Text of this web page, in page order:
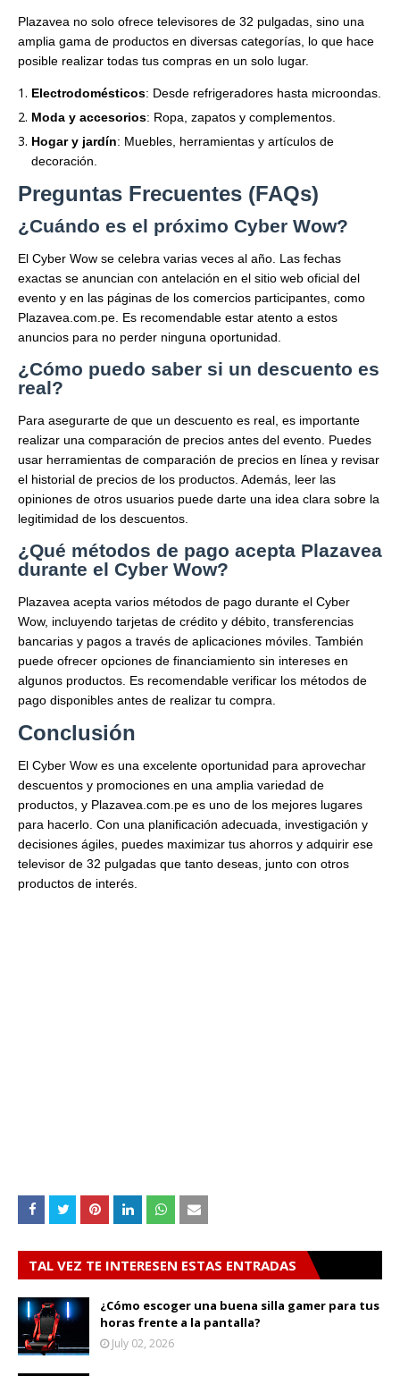
Plazavea no solo ofrece televisores de 32 pulgadas, sino una
amplia gama de productos en diversas categorías, lo que hace
posible realizar todas tus compras en un solo lugar.
Electrodomésticos: Desde refrigeradores hasta microondas.
Moda y accesorios: Ropa, zapatos y complementos.
Hogar y jardín: Muebles, herramientas y artículos de
decoración.
Preguntas Frecuentes (FAQs)
¿Cuándo es el próximo Cyber Wow?
El Cyber Wow se celebra varias veces al año. Las fechas
exactas se anuncian con antelación en el sitio web oficial del
evento y en las páginas de los comercios participantes, como
Plazavea.com.pe. Es recomendable estar atento a estos
anuncios para no perder ninguna oportunidad.
¿Cómo puedo saber si un descuento es
real?
Para asegurarte de que un descuento es real, es importante
realizar una comparación de precios antes del evento. Puedes
usar herramientas de comparación de precios en línea y revisar
el historial de precios de los productos. Además, leer las
opiniones de otros usuarios puede darte una idea clara sobre la
legitimidad de los descuentos.
¿Qué métodos de pago acepta Plazavea
durante el Cyber Wow?
Plazavea acepta varios métodos de pago durante el Cyber
Wow, incluyendo tarjetas de crédito y débito, transferencias
bancarias y pagos a través de aplicaciones móviles. También
puede ofrecer opciones de financiamiento sin intereses en
algunos productos. Es recomendable verificar los métodos de
pago disponibles antes de realizar tu compra.
Conclusión
El Cyber Wow es una excelente oportunidad para aprovechar
descuentos y promociones en una amplia variedad de
productos, y Plazavea.com.pe es uno de los mejores lugares
para hacerlo. Con una planificación adecuada, investigación y
decisiones ágiles, puedes maximizar tus ahorros y adquirir ese
televisor de 32 pulgadas que tanto deseas, junto con otros
productos de interés.
TAL VEZ TE INTERESEN ESTAS ENTRADAS
¿Cómo escoger una buena silla gamer para tus
horas frente a la pantalla?
July 02, 2026